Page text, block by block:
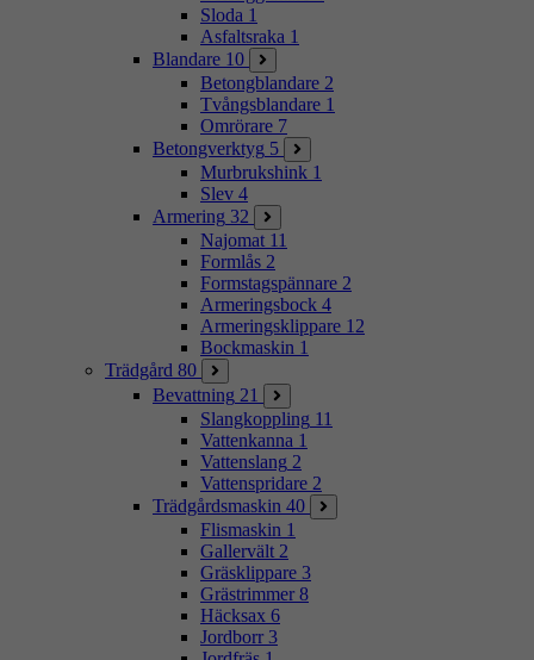
Sloda 1
Asfaltsraka 1
Blandare 10
Betongblandare 2
Tvångsblandare 1
Omrörare 7
Betongverktyg 5
Murbrukshink 1
Slev 4
Armering 32
Najomat 11
Formlås 2
Formstagspännare 2
Armeringsbock 4
Armeringsklippare 12
Bockmaskin 1
Trädgård 80
Bevattning 21
Slangkoppling 11
Vattenkanna 1
Vattenslang 2
Vattenspridare 2
Trädgårdsmaskin 40
Flismaskin 1
Gallervält 2
Gräsklippare 3
Grästrimmer 8
Häcksax 6
Jordborr 3